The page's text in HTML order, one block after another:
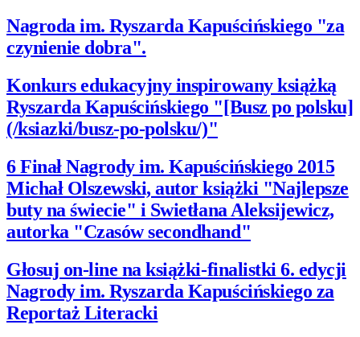
Nagroda im. Ryszarda Kapuścińskiego "za
czynienie dobra".
Konkurs edukacyjny inspirowany książką
Ryszarda Kapuścińskiego "[Busz po polsku]
(/ksiazki/busz-po-polsku/)"
6 Finał Nagrody im. Kapuścińskiego 2015
Michał Olszewski, autor książki "Najlepsze
buty na świecie" i Swietłana Aleksijewicz,
autorka "Czasów secondhand"
Głosuj on-line na książki-finalistki 6. edycji
Nagrody im. Ryszarda Kapuścińskiego za
Reportaż Literacki